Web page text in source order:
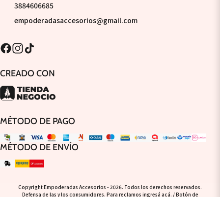
3884606685
empoderadasaccesorios@gmail.com
CREADO CON
MÉTODO DE PAGO
MÉTODO DE ENVÍO
Copyright Empoderadas Accesorios - 2026. Todos los derechos reservados.
Defensa de las y los consumidores. Para reclamos ingresá acá. /Botón de